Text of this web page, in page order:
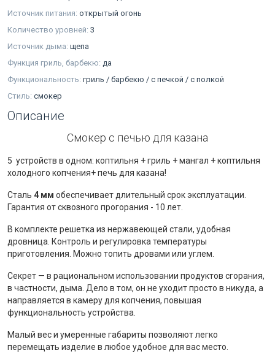
Источник питания: открытый огонь
Количество уровней: 3
Источник дыма: щепа
Функция гриль, барбекю: да
Функциональность: гриль / барбекю / с печкой / с полкой
Стиль: смокер
Описание
Смокер с печью для казана
5 устройств в одном: коптильня + гриль + мангал + коптильня
холодного копчения+ печь для казана!
Сталь 4 мм обеспечивает длительный срок эксплуатации.
Гарантия от сквозного прогорания - 10 лет.
В комплекте решетка из нержавеющей стали, удобная
дровница. Контроль и регулировка температуры
приготовления. Можно топить дровами или углем.
Секрет — в рациональном использовании продуктов сгорания,
в частности, дыма. Дело в том, он не уходит просто в никуда, а
направляется в камеру для копчения, повышая
функциональность устройства.
Малый вес и умеренные габариты позволяют легко
перемещать изделие в любое удобное для вас место.